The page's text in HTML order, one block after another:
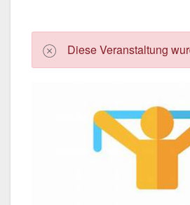
Die­se Ver­an­stal­tung